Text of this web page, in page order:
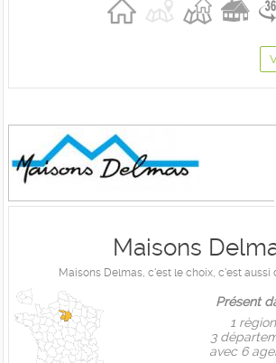
Maisons
Maisons Delmas, c'est le choix, c'est aussi
Présent
1
3
avec 6